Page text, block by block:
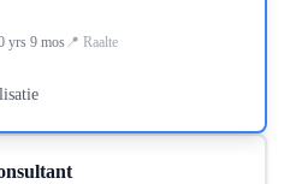
yrs 9 mos Raalte